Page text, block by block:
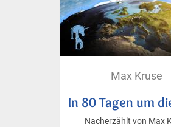
Max Kruse
In 80 Tagen um
Nacherzählt von Max